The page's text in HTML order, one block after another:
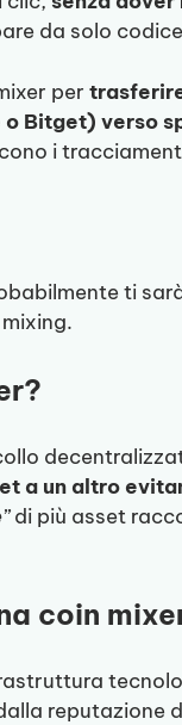
da solo
per
o Bitget) verso
i
ti
a un altro
di più asset
coin
reputazione